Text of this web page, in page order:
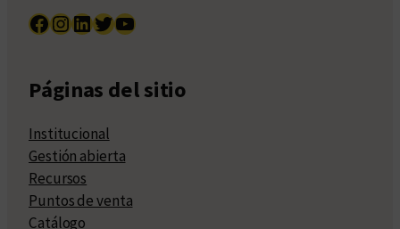
Facebook InstagramLinkedIn Twitter YouTube
Páginas del sitio
Institucional
Gestión abierta
Recursos
Puntos de venta
Catálogo